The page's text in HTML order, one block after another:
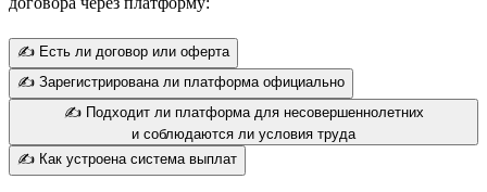
✍️ Есть ли договор или оферта
✍️ Зарегистрирована ли платформа официально
✍️ Подходит ли платформа для несовершеннолетних
и соблюдаются ли условия труда
✍️ Как устроена система выплат